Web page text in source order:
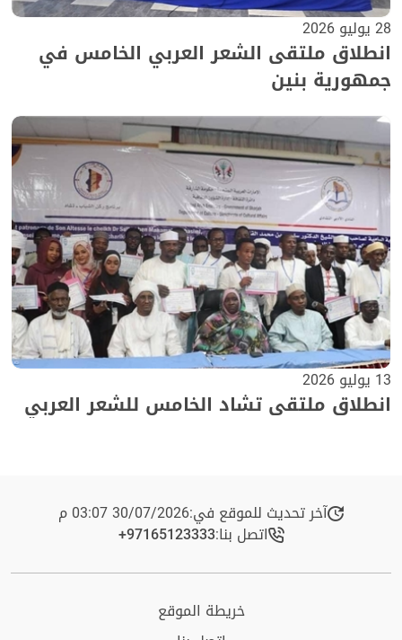
28 يوليو 2026
انطلاق ملتقى الشعر العربي الخامس في
جمهورية بنين
13 يوليو 2026
انطلاق ملتقى تشاد الخامس للشعر العربي
آخر تحديث للموقع في:30/07/2026 03:07 م
اتصل بنا:+97165123333​
خريطة الموقع